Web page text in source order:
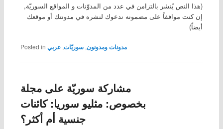
(هذا النص يُنشر بالتزامن في عدد من المدوّنات و المواقع السوريّة,
إن كنت موافقاً على مضمونه ندعوك لنشره في مدونتك أو موقعك
أيضاً)
Posted in مدونات ومدونون,سوريّات,عربي
مشاركة سوريّة على مجلة
بخصوص: مثليو سوريا: كائنات
جنسية أم أكثر؟